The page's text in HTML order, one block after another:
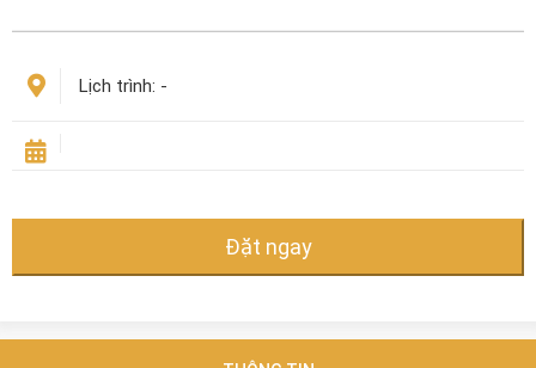
Lịch trình: -
Đặt ngay